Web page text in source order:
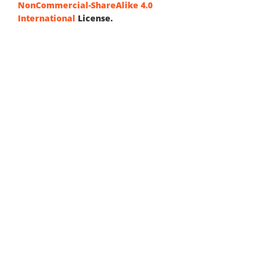
NonCommercial-ShareAlike 4.0
International License.